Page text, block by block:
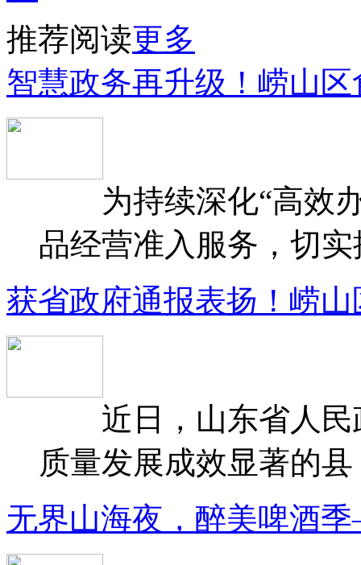
推荐阅读更多
智慧政务再升级！崂山
为持续深化“高效办
品经营准入服务，切
获省政府通报表扬！崂
近日，山东省人民
质量发展成效显著的
无界山海夜，醉美啤酒